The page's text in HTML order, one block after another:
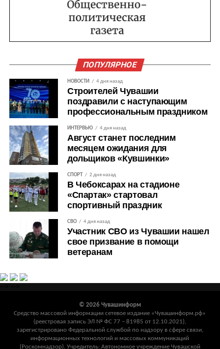
ПОПУЛЯРНОЕ
НОВОСТИ 4 дня назад
Строителей Чувашии
поздравили с наступающим
профессиональным праздником
ИНТЕРВЬЮ 4 дня назад
Август станет последним
месяцем ожидания для
дольщиков «Кувшинки»
СПОРТ 2 дня назад
В Чебоксарах на стадионе
«Спартак» стартовал
спортивный праздник
СВО 4 дня назад
Участник СВО из Чувашии нашел
свое призвание в помощи
ветеранам
© 2026 Чувашинформ
Средство массовой информации сетевое издание «Чувашинформ.рф»
(реестровая запись ЭЛ № ФС 77 – 81985 от 12.10.2021),
зарегистрировано Федеральной службой по надзору в сфере связи,
информационных технологий и массовых коммуникаций
(Роскомнадзор). Учредитель: Автономное учреждение Чувашской